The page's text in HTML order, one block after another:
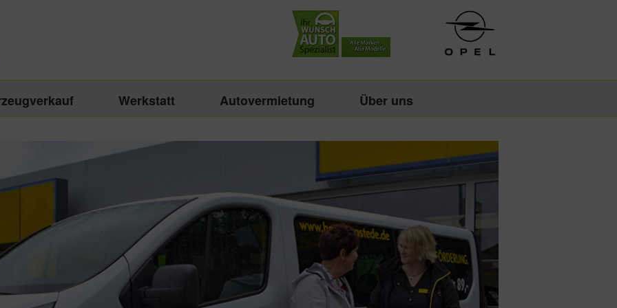
Werkstatt Autovermietung Über uns